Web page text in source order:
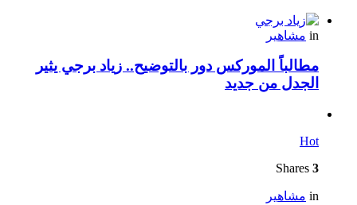
in مشاهير
مطالباً الموركس دور بالتوضيح.. زياد برجي يثير
الجدل من جديد
Hot
3
in مشاهير